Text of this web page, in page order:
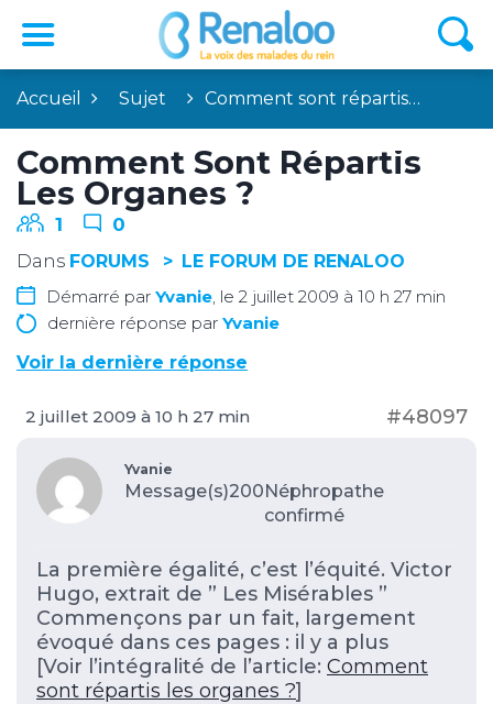
Accueil Sujet Comment sont répartis…
Comment Sont Répartis
Les Organes ?
1 0
Dans FORUMS
LE FORUM DE RENALOO
Démarré par Yvanie , le 2 juillet 2009 à 10 h 27 min
dernière réponse par Yvanie
Voir la dernière réponse
2 juillet 2009 à 10 h 27 min #48097
Yvanie
Message(s)200Néphropathe
confirmé
La première égalité, c’est l’équité. Victor
Hugo, extrait de ” Les Misérables ”
Commençons par un fait, largement
évoqué dans ces pages : il y a plus
[Voir l’intégralité de l’article: Comment
sont répartis les organes ?]